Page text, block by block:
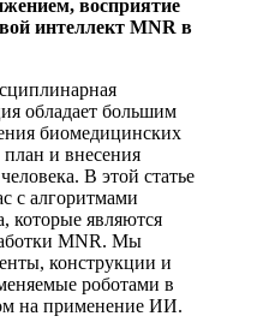
восприятие
интеллект MNR в
обладает большим
биомедицинских
и внесения
В этой статье
с алгоритмами
которые являются
MNR. Мы
конструкции и
роботами в
на применение ИИ.